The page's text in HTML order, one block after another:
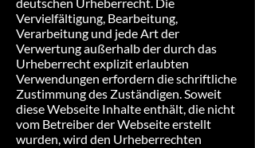
Vervielfältigung, Bearbeitung,
Verarbeitung und jede Art der
Verwertung außerhalb der durch das
Urheberrecht explizit erlaubten
Verwendungen erfordern die schriftliche
Zustimmung des Zuständigen. Soweit
diese Webseite Inhalte enthält, die nicht
vom Betreiber der Webseite erstellt
wurden, wird den Urheberrechten